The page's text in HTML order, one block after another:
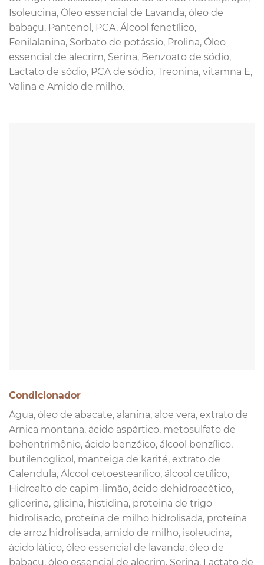
Isoleucina, Óleo essencial de Lavanda, óleo de
babaçu, Pantenol, PCA, Álcool fenetílico,
Fenilalanina, Sorbato de potássio, Prolina, Óleo
essencial de alecrim, Serina, Benzoato de sódio,
Lactato de sódio, PCA de sódio, Treonina, vitamna E,
Valina e Amido de milho.
Condicionador
Água, óleo de abacate, alanina, aloe vera, extrato de
Arnica montana, ácido aspártico, metosulfato de
behentrimônio, ácido benzóico, álcool benzílico,
butilenoglicol, manteiga de karité, extrato de
Calendula, Álcool cetoestearílico, álcool cetílico,
Hidroalto de capim-limão, ácido dehidroacético,
glicerina, glicina, histidina, proteina de trigo
hidrolisado, proteína de milho hidrolisada, proteína
de arroz hidrolisada, amido de milho, isoleucina,
ácido lático, óleo essencial de lavanda, óleo de
babaçu, óleo essencial de alecrim, Serina, Lactato de